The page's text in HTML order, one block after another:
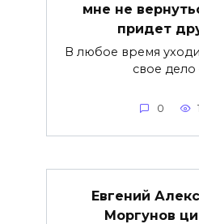
мне не
придет
В любое время
свое
0
Евгений
Моргунов